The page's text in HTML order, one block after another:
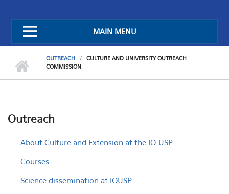
MAIN MENU
OUTREACH
CULTURE AND UNIVERSITY OUTREACH
COMMISSION
Outreach
About Culture and Extension at the IQ-USP
Courses
Science dissemination at IQUSP